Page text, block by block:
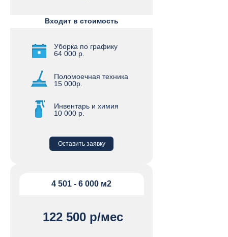
Входит в стоимость
Уборка по графику
64 000 р.
Поломоечная техника
15 000р.
Инвентарь и химия
10 000 р.
Оставить заявку
4 501 - 6 000 м2
122 500 р/мес